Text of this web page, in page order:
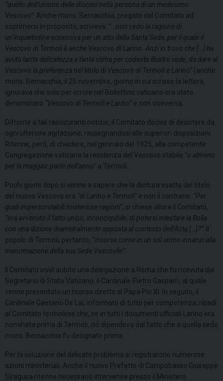
“quello dell’unione delle diocesi nella persona di un medesimo
Vescovo” . Anche mons. Bernacchia, pregato dal Comitato ad
esprimersi in proposito, scriveva: “…non vedo la ragione di
un’inquietudine eccessiva per un atto della Santa Sede, per il quale il
Vescovo di Termoli è anche Vescovo di Larino. Anzi io trovo che […] ha
avuto tanta delicatezza e tanta stima per codesta illustre sede, da dare al
Vescovo la preferenza nel titolo di Vescovo di Termoli e Larino” (anche
mons. Bernacchia, il 25 novembre, giorno in cui scrisse la lettera,
ignorava che solo per errore nel Bollettino vaticano era stato
denominato “Vescovo di Termoli e Larino” e non viceversa.
Difronte a tali rassicuranti notizie, il Comitato decise di desistere da
ogni ulteriore agitazione, rassegnandosi alle superiori disposizioni.
Ritenne, però, di chiedere, nel gennaio del 1925, alla competente
Congregazione vaticana la residenza del Vescovo stabile “o almeno
per la maggior parte dell’anno” a Termoli.
Pochi giorni dopo si venne a sapere che la dicitura esatta del titolo
del nuovo Vescovo era “di Larino e Termoli” e non il contrario. “Per
quali imperscrutabili misteriose ragioni”, si chiese allora il Comitato,
“era avvenuto il fatto unico, inconcepibile, di potersi intestare la Bolla
con una dizione diametralmente opposta al contesto dell’Acta […]?”
popolo di Termoli, pertanto, “insorse come in un sol uomo innanzi alla
menomazione della sua Sede Vescovile”
Il Comitato inviò subito una delegazione a Roma che fu ricevuta dal
Segretario di Stato Vaticano, il Cardinale Pietro Gasparri, al quale
venne presentato un ricorso diretto al Papa Pio XI. In seguito, il
Cardinale Gaetano De Lai, informato di tutto per competenza, ribadì
al Comitato termolese che, se in tutti i documenti ufficiali Larino era
nominata prima di Termoli, ciò dipendeva dal fatto che a quella sede
mons. Bernacchia fu designato prima.
Per la soluzione del delicato problema si registrarono numerose
azioni ministeriali. Anche il nuovo Prefetto di Campobasso Giuseppe
Siragusa ritenne necessario intervenire presso il Ministero